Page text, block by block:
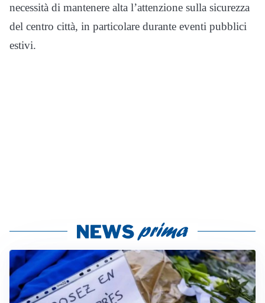
necessità di mantenere alta l’attenzione sulla sicurezza
del centro città, in particolare durante eventi pubblici
estivi.